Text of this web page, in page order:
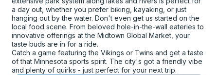
a day out, whether you prefer biking, kayaking, or just
hanging out by the water. Don't even get us started on the
local food scene. From beloved hole-in-the-wall eateries to
innovative offerings at the Midtown Global Market, your
taste buds are in for a ride.
Catch a game featuring the Vikings or Twins and get a taste
of that Minnesota sports spirit. The city's got a friendly vibe
and plenty of quirks - just perfect for your next trip.